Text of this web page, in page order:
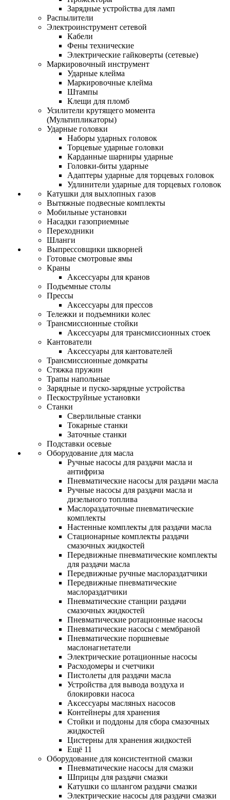
Зарядные устройства для ламп
Распылители
Электроинструмент сетевой
Кабели
Фены технические
Электрические гайковерты (сетевые)
Маркировочный инструмент
Ударные клейма
Маркировочные клейма
Штампы
Клещи для пломб
Усилители крутящего момента
(Мультипликаторы)
Ударные головки
Наборы ударных головок
Торцевые ударные головки
Карданные шарниры ударные
Головки-биты ударные
Адаптеры ударные для торцевых головок
Удлинители ударные для торцевых головок
Катушки для выхлопных газов
Вытяжные подвесные комплекты
Мобильные установки
Насадки газоприемные
Переходники
Шланги
Выпрессовщики шкворней
Готовые смотровые ямы
Краны
Аксессуары для кранов
Подъемные столы
Прессы
Аксессуары для прессов
Тележки и подъемники колес
Трансмиссионные стойки
Аксессуары для трансмиссионных стоек
Кантователи
Аксессуары для кантователей
Трансмиссионные домкраты
Стяжка пружин
Трапы напольные
Зарядные и пуско-зарядные устройства
Пескоструйные установки
Станки
Сверлильные станки
Токарные станки
Заточные станки
Подставки осевые
Оборудование для масла
Ручные насосы для раздачи масла и
антифриза
Пневматические насосы для раздачи масла
Ручные насосы для раздачи масла и
дизельного топлива
Маслораздаточные пневматические
комплекты
Настенные комплекты для раздачи масла
Стационарные комплекты раздачи
смазочных жидкостей
Передвижные пневматические комплекты
для раздачи масла
Передвижные ручные маслораздатчики
Передвижные пневматические
маслораздатчики
Пневматические станции раздачи
смазочных жидкостей
Пневматические ротационные насосы
Пневматические насосы с мембраной
Пневматические поршневые
маслонагнетатели
Электрические ротационные насосы
Расходомеры и счетчики
Пистолеты для раздачи масла
Устройства для вывода воздуха и
блокировки насоса
Аксессуары масляных насосов
Контейнеры для хранения
Стойки и поддоны для сбора смазочных
жидкостей
Цистерны для хранения жидкостей
Ещё 11
Оборудование для консистентной смазки
Пневматические насосы для смазки
Шприцы для раздачи смазки
Катушки со шлангом раздачи смазки
Электрические насосы для раздачи смазки